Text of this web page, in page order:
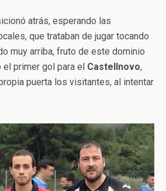
atrás, esperando las
que trataban de jugar tocando
muy arriba, fruto de este dominio
primer gol para el Castellnovo,
puerta los visitantes, al intentar